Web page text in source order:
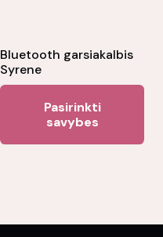
Bluetooth garsiakalbis
Syrene
Pasirinkti
savybes
has